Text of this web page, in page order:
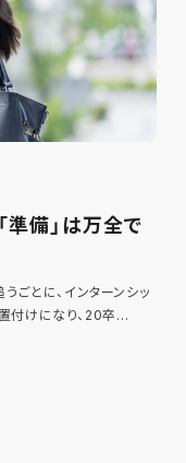
準備」は万全で
ごとに、インターンシッ
付けになり、20卒…